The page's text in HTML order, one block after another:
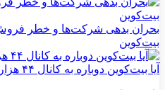
بحران بدهی شرکت‌ها و خطر فروش
بیت‌کوین
آیا بیت‌کوین دوباره به کانال ۴۴ هزار دلار برمی‌گردد؟